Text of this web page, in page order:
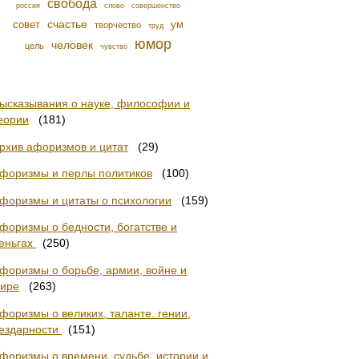
россия свобода слово совершенство
совет счастье творчество труд ум
цель человек чувство юмор
о науке, философии и
(181)
афоризмов и цитат(29)
и перлы политиков (100)
и цитаты о психологии (159)
о бедности, богатстве и
(250)
о борьбе, армии, войне и
(263)
о великих, таланте. гении,
(151)
о времени, судьбе, истории и